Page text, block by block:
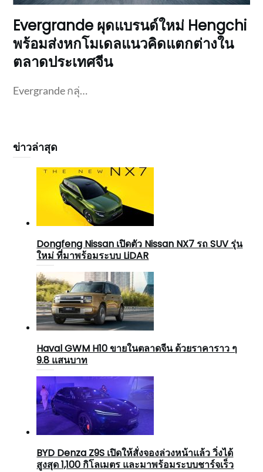
Evergrande ผุดแบรนด์ใหม่ Hengchi
พร้อมส่งหกโมเดลแนวคิดแตกต่างใน
ตลาดประเทศจีน
Evergrande กลุ่…
ข่าวล่าสุด
Dongfeng Nissan เปิดตัว Nissan NX7 รถ SUV รุ่น
ใหม่ ที่มาพร้อมระบบ LiDAR
Haval GWM H10 ขายในตลาดจีน ด้วยราคาราว ๆ
9.8 แสนบาท
BYD Denza Z9S เปิดให้สั่งจองล่วงหน้าแล้ว วิ่งได้
สูงสุด 1,100 กิโลเมตร และมาพร้อมระบบชาร์จเร็ว